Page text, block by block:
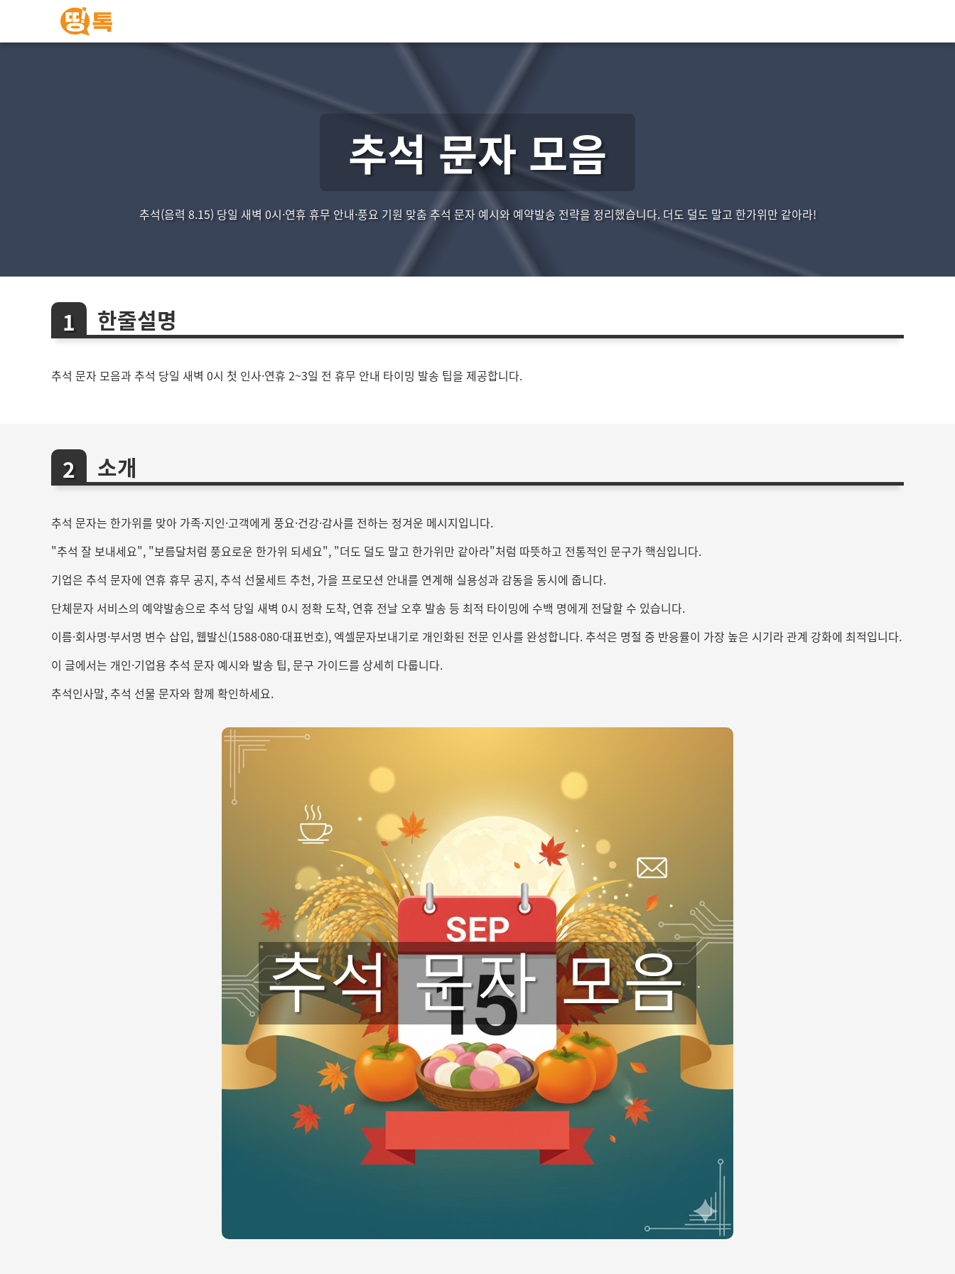
추석 문자 모음
추석(음력 8.15) 당일 새벽 0시·연휴 휴무 안내·풍요 기원 맞춤 추석 문자 예시와 예약발송 전략을 정리했습니다. 더도 덜도 말고 한가위만 같아라!
한줄설명
추석 문자 모음과 추석 당일 새벽 0시 첫 인사·연휴 2~3일 전 휴무 안내 타이밍 발송 팁을 제공합니다.
소개
추석 문자는 한가위를 맞아 가족·지인·고객에게 풍요·건강·감사를 전하는 정겨운 메시지입니다.
"추석 잘 보내세요", "보름달처럼 풍요로운 한가위 되세요", "더도 덜도 말고 한가위만 같아라"처럼 따뜻하고 전통적인 문구가 핵심입니다.
기업은 추석 문자에 연휴 휴무 공지, 추석 선물세트 추천, 가을 프로모션 안내를 연계해 실용성과 감동을 동시에 줍니다.
단체문자 서비스의 예약발송으로 추석 당일 새벽 0시 정확 도착, 연휴 전날 오후 발송 등 최적 타이밍에 수백 명에게 전달할 수 있습니다.
이름·회사명·부서명 변수 삽입, 웹발신(1588·080·대표번호), 엑셀문자보내기로 개인화된 전문 인사를 완성합니다. 추석은 명절 중 반응률이 가장 높은 시기라 관계 강화에 최적입니다.
이 글에서는 개인·기업용 추석 문자 예시와 발송 팁, 문구 가이드를 상세히 다룹니다.
추석인사말, 추석 선물 문자와 함께 확인하세요.